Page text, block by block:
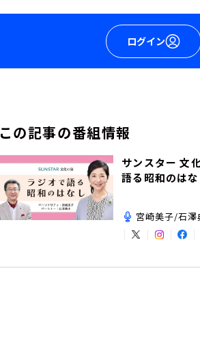
ログイン
この記事の番組情報
サンスター 文
語る昭和のは
宮崎美子/石澤